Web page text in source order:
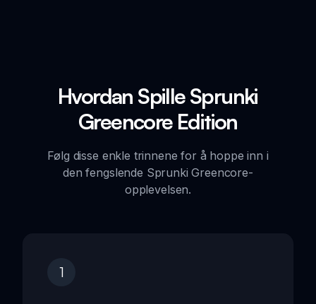
Hvordan Spille Sprunki
Greencore Edition
Følg disse enkle trinnene for å hoppe inn i
den fengslende Sprunki Greencore-
opplevelsen.
1